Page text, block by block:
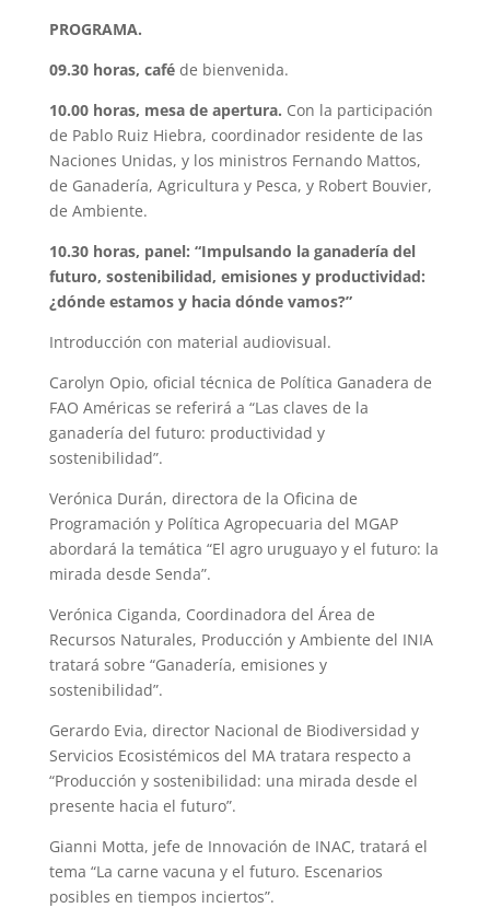
PROGRAMA.
09.30 horas, caféde bienvenida.
10.00 horas, mesa de apertura. Con la participación
de Pablo Ruiz Hiebra, coordinador residente de las
Naciones Unidas, y los ministros Fernando Mattos,
de Ganadería, Agricultura y Pesca, y Robert Bouvier,
de Ambiente.
10.30 horas, panel: “Impulsando la ganadería del
futuro, sostenibilidad, emisiones y productividad:
¿dónde estamos y hacia dónde vamos?”
Introducción con material audiovisual.
Carolyn Opio, oficial técnica de Política Ganadera de
FAO Américas se referirá a “Las claves de la
ganadería del futuro: productividad y
sostenibilidad”.
Verónica Durán, directora de la Oficina de
Programación y Política Agropecuaria del MGAP
abordará la temática “El agro uruguayo y el futuro: la
mirada desde Senda”.
Verónica Ciganda, Coordinadora del Área de
Recursos Naturales, Producción y Ambiente del INIA
tratará sobre “Ganadería, emisiones y
sostenibilidad”.
Gerardo Evia, director Nacional de Biodiversidad y
Servicios Ecosistémicos del MA tratara respecto a
“Producción y sostenibilidad: una mirada desde el
presente hacia el futuro”.
Gianni Motta, jefe de Innovación de INAC, tratará el
tema “La carne vacuna y el futuro. Escenarios
posibles en tiempos inciertos”.